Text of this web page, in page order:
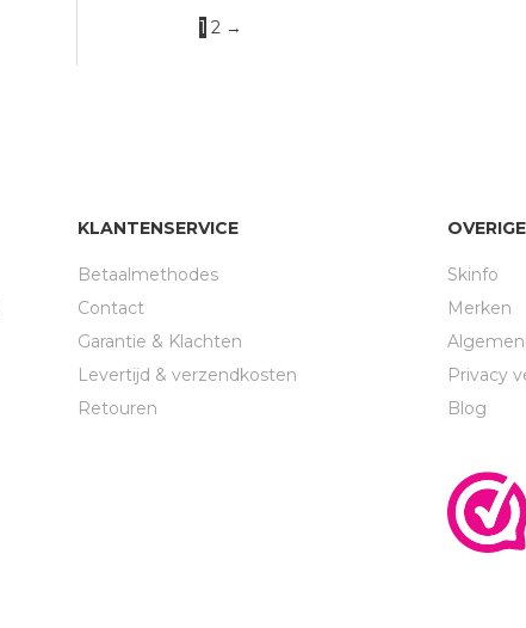
1 2 →
KLANTENSERVICE
Betaalmethodes
Contact
Garantie & Klachten
Levertijd & verzendkosten
Retouren
OVERIGE
Skinfo
Merken
Privacy
Blog